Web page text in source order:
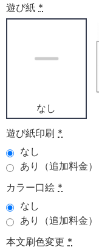
遊び紙 *
なし
遊び紙印刷 *
なし
あり（追加料金）
カラー口絵 *
なし
あり（追加料金）
本文刷色変更 *